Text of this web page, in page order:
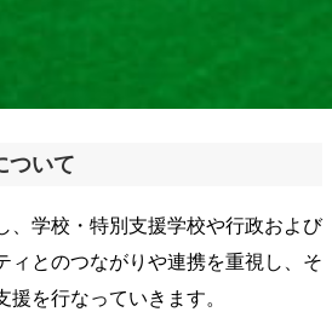
ついて
、学校・特別支援学校や行政および
ィとのつながりや連携を重視し、そ
を行なっていきます。